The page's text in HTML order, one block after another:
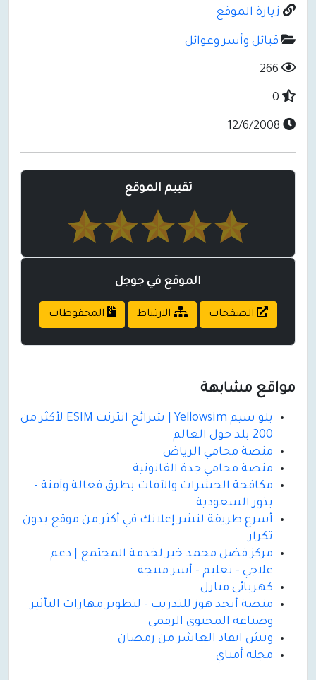
زيارة الموقع
قبائل وأسر وعوائل
تقييم الموقع
الموقع في جوجل
الصفحات الارتباط المحفوظات
مواقع مشابهة
يلو سيم Yellowsim | شرائح انترنت ESIM لأكثر من
200 بلد حول العالم
منصة محامي الرياض
منصة محامي جدة القانونية
مكافحة الحشرات والآفات بطرق فعالة وآمنة -
بذور السعودية
أسرع طريقة لنشر إعلانك في أكثر من موقع بدون
تكرار
مركز فضل محمد خير لخدمة المجتمع | دعم
علاجي - تعليم - أسر منتجة
كهربائي منازل
منصة أبجد هوز للتدريب - لتطوير مهارات التأثير
وصناعة المحتوى الرقمي
ونش انقاذ العاشر من رمضان
مجلة أمناي